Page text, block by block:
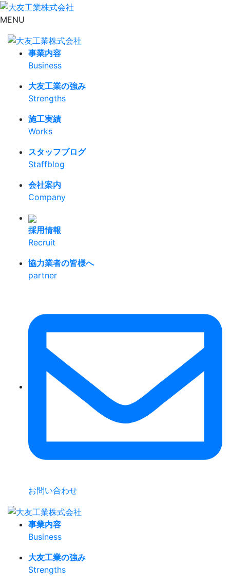
MENU
事業内容
Business
大友工業の強み
Strengths
施工実績
Works
スタッフブログ
Staffblog
会社案内
Company
採用情報
Recruit
協力業者の皆様へ
partner
お問い合わせ
事業内容
Business
大友工業の強み
Strengths